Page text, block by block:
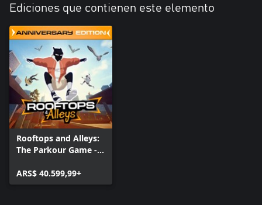
Ediciones que contienen este elemento
Rooftops and Alleys:
The Parkour Game -
ARS$ 40.599,99+